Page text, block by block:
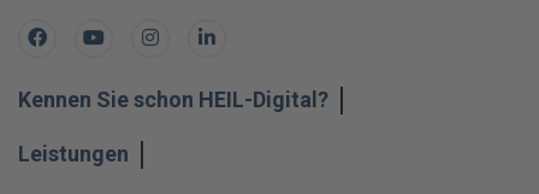
FacebookYoutubeInstagramLinkedIn
Kennen Sie schon HEIL-Digital?
Leistungen